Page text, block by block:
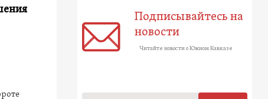
Подписывайтесь на
новости
Читайте новости о Южном Кавказе